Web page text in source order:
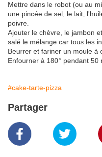
Mettre dans le robot (ou au
une pincée de sel, le lait,
poivre.
Ajouter le chèvre, le jambon
salé le mélange car tous les
Beurrer et fariner un moule à
Enfourner à 180° pendant
#cake-tarte-pizza
Partager